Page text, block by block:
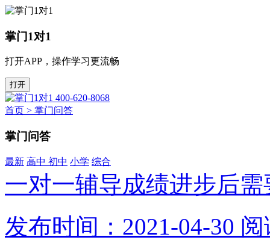
掌门1对1
打开APP，操作学习更流畅
打开
400-620-8068
首页 > 掌门问答
掌门问答
最新 高中 初中 小学 综合
一对一辅导成绩进步后
发布时间：2021-04-30 阅